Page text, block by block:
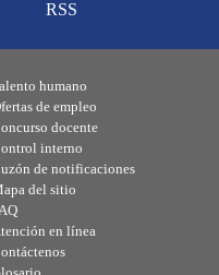
RSS
humano
de empleo
docente
interno
de notificaciones
del sitio
en línea